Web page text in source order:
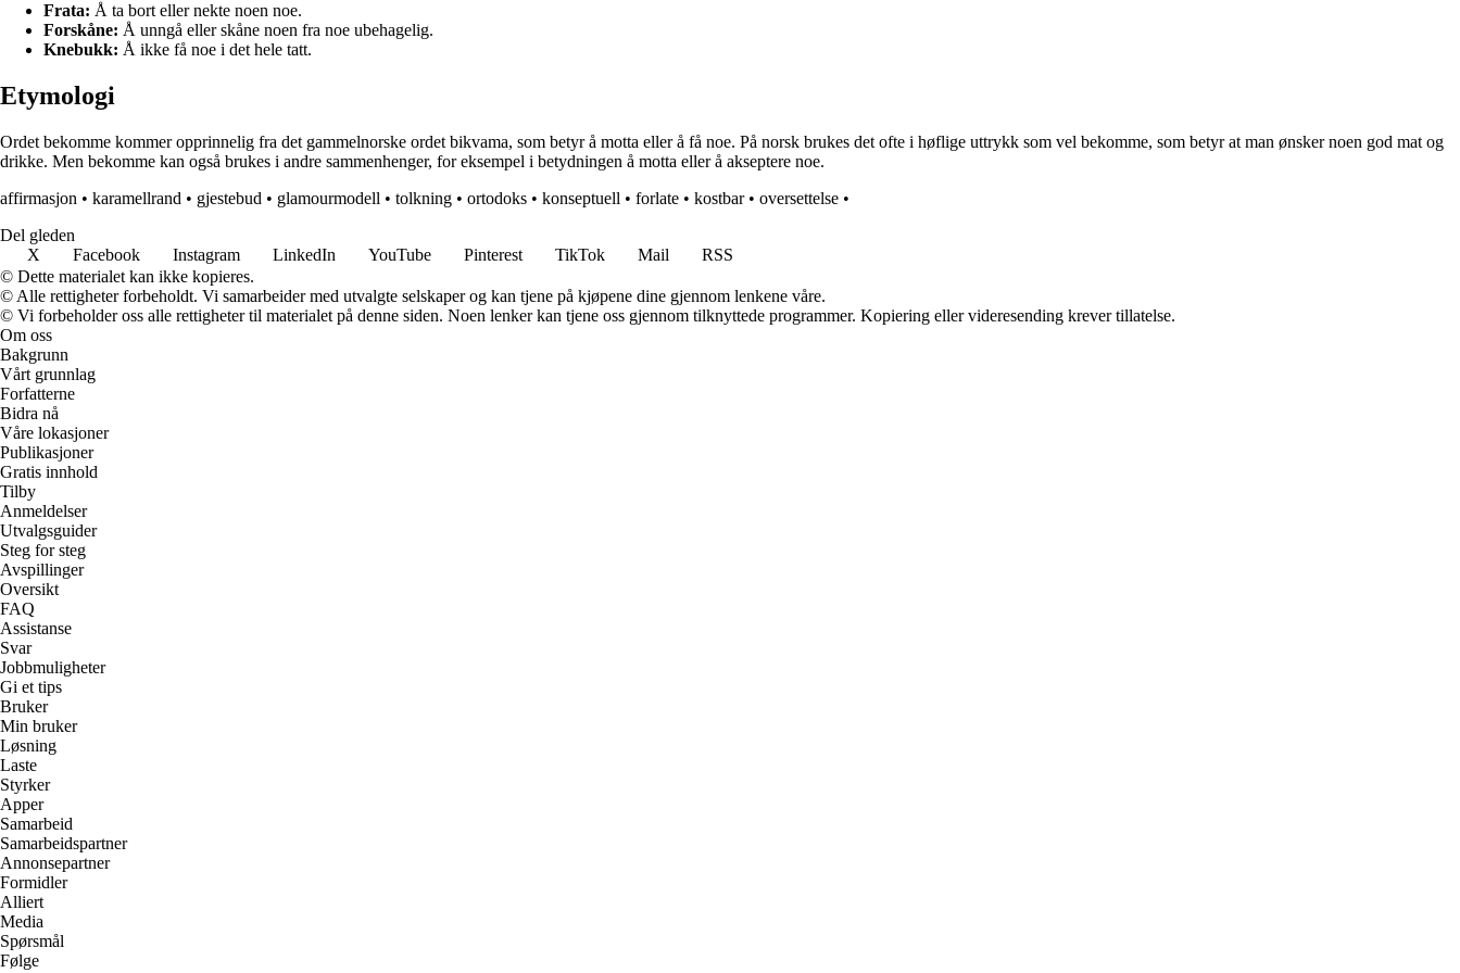
Frata: Å ta bort eller nekte noen noe.
Forskåne: Å unngå eller skåne noen fra noe ubehagelig.
Knebukk: Å ikke få noe i det hele tatt.
Etymologi
Ordet bekomme kommer opprinnelig fra det gammelnorske ordet bikvama, som betyr å motta eller å få noe. På norsk brukes det ofte i høflige uttrykk som vel bekomme, som betyr at man ønsker noen god mat og
drikke. Men bekomme kan også brukes i andre sammenhenger, for eksempel i betydningen å motta eller å akseptere noe.
affirmasjon • karamellrand • gjestebud • glamourmodell • tolkning • ortodoks • konseptuell • forlate • kostbar• oversettelse •
Del gleden
X
Facebook Instagram LinkedIn YouTube Pinterest TikTok Mail
RSS
© Dette materialet kan ikke kopieres.
© Alle rettigheter forbeholdt. Vi samarbeider med utvalgte selskaper og kan tjene på kjøpene dine gjennom lenkene våre.
© Vi forbeholder oss alle rettigheter til materialet på denne siden. Noen lenker kan tjene oss gjennom tilknyttede programmer. Kopiering eller videresending krever tillatelse.
Om oss
Bakgrunn
Vårt grunnlag
Forfatterne
Bidra nå
Våre lokasjoner
Publikasjoner
Gratis innhold
Tilby
Anmeldelser
Utvalgsguider
Steg for steg
Avspillinger
Oversikt
FAQ
Assistanse
Svar
Jobbmuligheter
Gi et tips
Bruker
Min bruker
Løsning
Laste
Styrker
Apper
Samarbeid
Samarbeidspartner
Annonsepartner
Formidler
Alliert
Media
Spørsmål
Følge